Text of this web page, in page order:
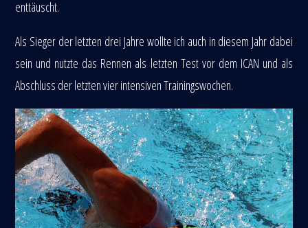
enttäuscht.
Als Sieger der letzten drei Jahre wollte ich auch in diesem Jahr dabei
sein und nutzte das Rennen als letzten Test vor dem ICAN und als
Abschluss der letzten vier intensiven Trainingswochen.